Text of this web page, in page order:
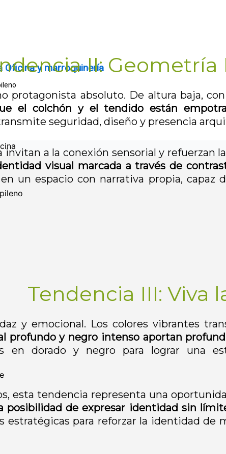
Oficina y marroquineríaII: Geometría
protagonista absoluto. De altura baja,
el colchón y el tendido están
seguridad, diseño y presencia
a la conexión sensorial y refuerzan
visual marcada a través de
un espacio con narrativa propia, capaz
Tendencia III: Viva
y emocional. Los colores vibrantes
profundo y negro intenso aportan
en dorado y negro para lograr una
esta tendencia representa una
posibilidad de expresar identidad sin
estratégicas para reforzar la identidad de